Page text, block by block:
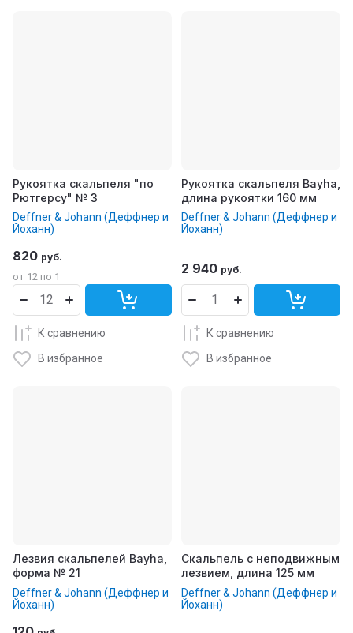
Рукоятка скальпеля "по
Рютгерсу" № 3
Deffner & Johann (Деффнер и
Йоханн)
820 руб.
от 12 по 1
К сравнению
В избранное
Рукоятка скальпеля Bayha,
длина рукоятки 160 мм
Deffner & Johann (Деффнер и
Йоханн)
2 940 руб.
К сравнению
В избранное
Лезвия скальпелей Bayha,
форма № 21
Deffner & Johann (Деффнер и
Йоханн)
Скальпель с неподвижным
лезвием, длина 125 мм
Deffner & Johann (Деффнер и
Йоханн)